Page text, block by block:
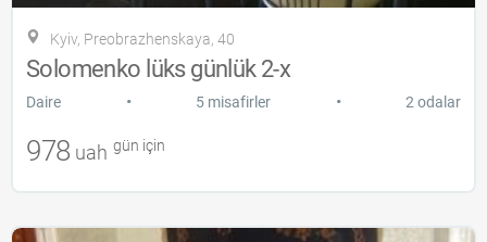
Kyiv, Preobrazhenskaya, 40
Solomenko lüks günlük 2-х
Daire • 5 misafirler • 2 odalar
978 uah gün için